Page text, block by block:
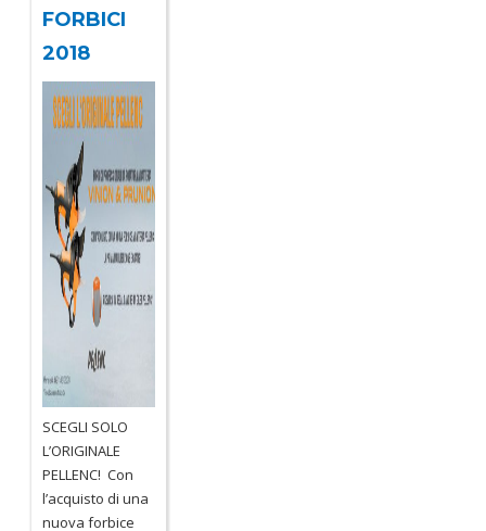
FORBICI
2018
SCEGLI SOLO
L’ORIGINALE
PELLENC! Con
l’acquisto di una
nuova forbice